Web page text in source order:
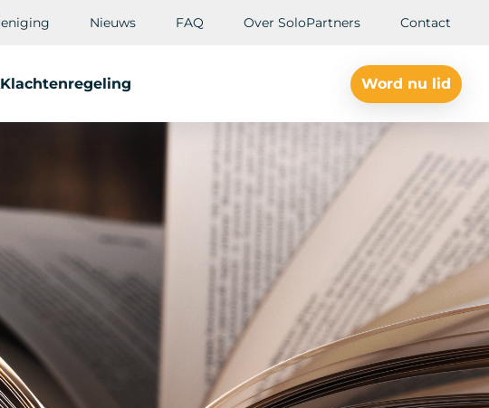
Nieuws FAQ Over SoloPartners Contact
Klachtenregeling Word nu lid